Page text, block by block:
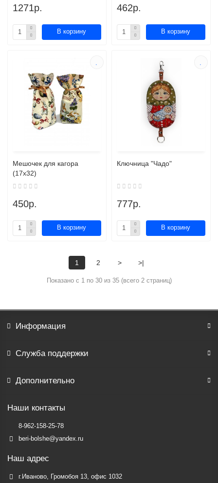
1271р.
В корзину
462р.
В корзину
Мешочек для кагора
(17х32)
450р.
В корзину
Ключница "Чадо"
777р.
В корзину
1 2 > >|
Показано с 1 по 30 из 35 (всего 2 страниц)
Информация
Служба поддержки
Дополнительно
Наши контакты
8-962-158-25-78
beri-bolshe@yandex.ru
Наш адрес
г.Иваново, Громобоя 13, офис 1032